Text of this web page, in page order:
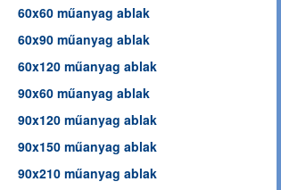
60x60 műanyag ablak
60x90 műanyag ablak
60x120 műanyag ablak
90x60 műanyag ablak
90x120 műanyag ablak
90x150 műanyag ablak
90x210 műanyag ablak